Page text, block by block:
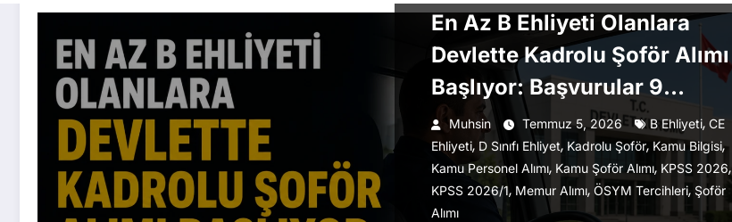
En Az B Ehliyeti Olanlara
Devlette Kadrolu Şoför Alımı
Başlıyor: Başvurular 9
Temmuz’da
Muhsin Temmuz 5, 2026 B Ehliyeti, CE
Ehliyeti, D Sınıfı Ehliyet, Kadrolu Şoför, Kamu Bilgisi,
Kamu Personel Alımı, Kamu Şoför Alımı, KPSS 2026,
KPSS 2026/1, Memur Alımı, ÖSYM Tercihleri, Şoför
Alımı